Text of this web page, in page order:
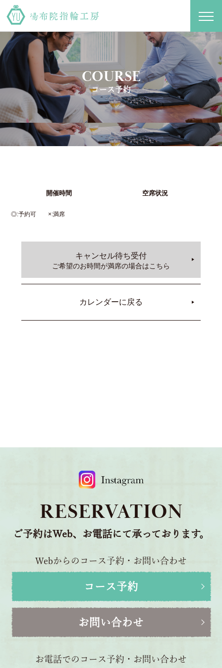
COURSE
コース予約
開催時間 空席状況
◎ 予約可 × 満席
キャンセル待ち受付
ご希望のお時間が満席の場合はこちら
カレンダーに戻る
RESERVATION
ご予約はWeb、お電話にて承っております。
Webからのコース予約・お問い合わせ
コース予約
お問い合わせ
お電話でのコース予約・お問い合わせ